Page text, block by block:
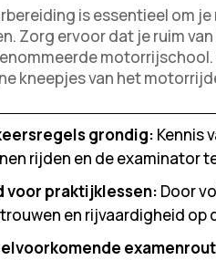
is essentieel om
Zorg ervoor dat je ruim
kneepjes van het
grondig: Kennis
rijden en de examinator
voor praktijklessen: Door
en rijvaardigheid op